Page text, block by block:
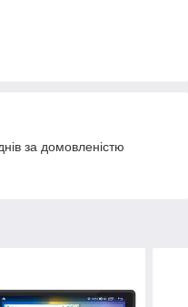
за домовленістю